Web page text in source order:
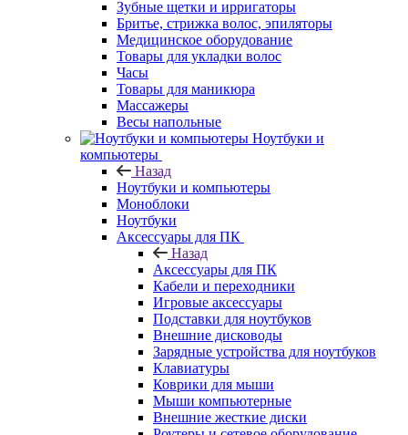
Зубные щетки и ирригаторы
Бритье, стрижка волос, эпиляторы
Медицинское оборудование
Товары для укладки волос
Часы
Товары для маникюра
Массажеры
Весы напольные
Ноутбуки и
компьютеры
Назад
Ноутбуки и компьютеры
Моноблоки
Ноутбуки
Аксессуары для ПК
Назад
Аксессуары для ПК
Кабели и переходники
Игровые аксессуары
Подставки для ноутбуков
Внешние дисководы
Зарядные устройства для ноутбуков
Клавиатуры
Коврики для мыши
Мыши компьютерные
Внешние жесткие диски